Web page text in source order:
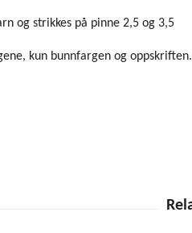
og strikkes på pinne 2,5 og 3,5
kun bunnfargen og oppskriften.